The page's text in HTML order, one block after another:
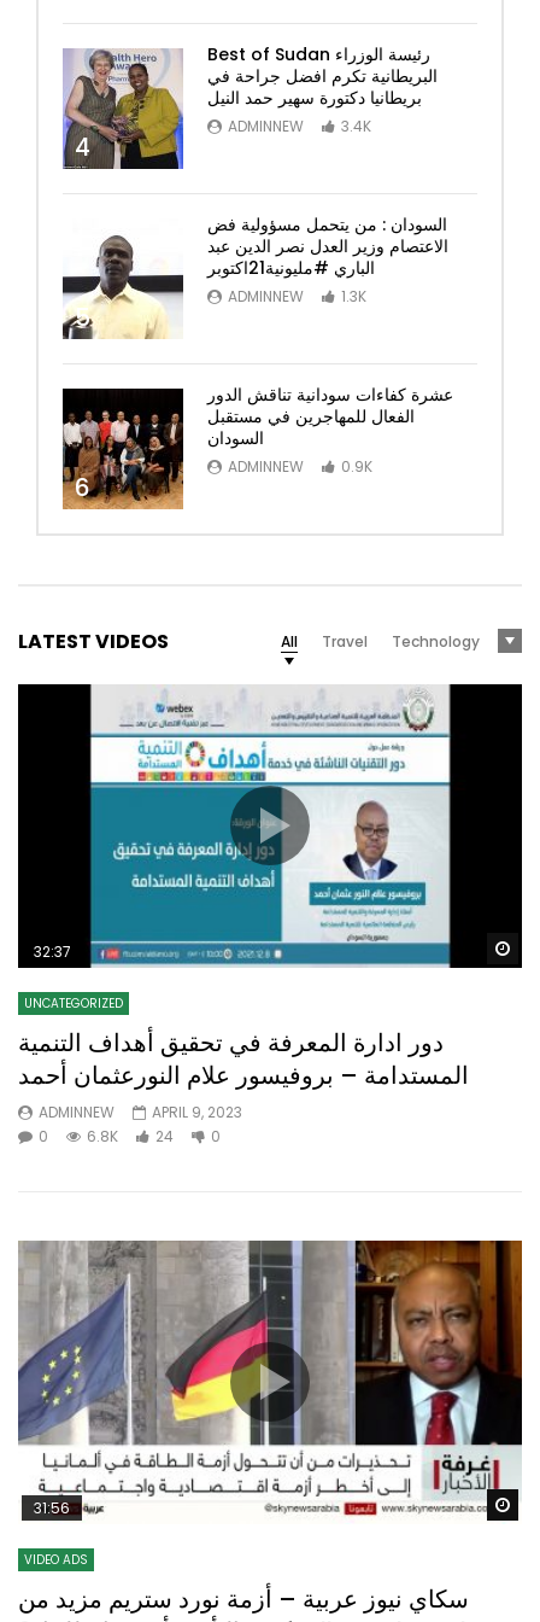
4
Best of Sudan رئيسة الوزراء
البريطانية تكرم افضل جراحة في
بريطانيا دكتورة سهير حمد النيل
ADMINNEW 3.4K
5
السودان : من يتحمل مسؤولية فض
الاعتصام وزير العدل نصر الدين عبد
الباري #مليونية21اكتوبر
ADMINNEW 1.3K
6
عشرة كفاءات سودانية تناقش الدور
الفعال للمهاجرين في مستقبل
السودان
ADMINNEW 0.9K
LATEST VIDEOS All Travel Technology
32:37
UNCATEGORIZED
دور ادارة المعرفة في تحقيق أهداف التنمية
المستدامة – بروفيسور علام النورعثمان أحمد
ADMINNEW
APRIL 9, 2023
0
6.8K 24 0
31:56
VIDEO ADS
سكاي نيوز عربية – أزمة نورد ستريم مزيد من